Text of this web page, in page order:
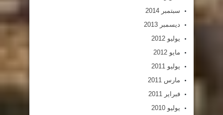
سبتمبر 2014
ديسمبر 2013
يوليو 2012
مايو 2012
يوليو 2011
مارس 2011
فبراير 2011
يوليو 2010